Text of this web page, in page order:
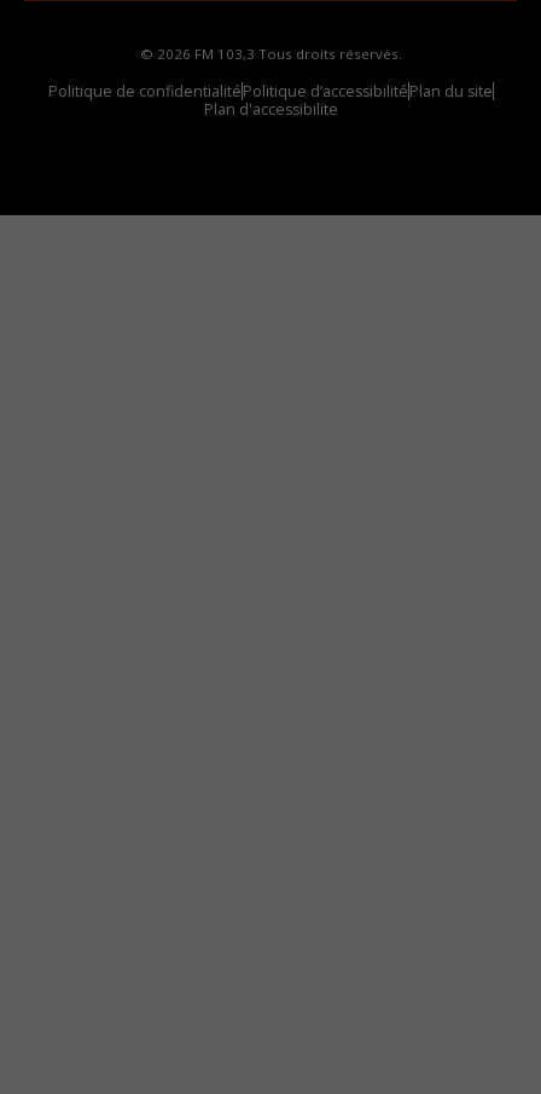
© 2026 FM 103,3 Tous droits réservés.
Politique de confidentialitéPolitique d’accessibilitéPlan du site
Plan d'accessibilite